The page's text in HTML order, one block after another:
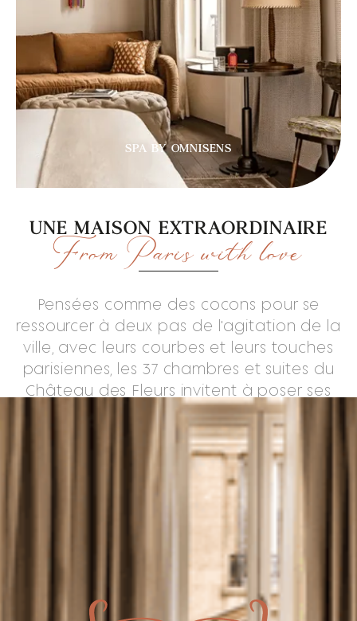
SPA BY OMNISENS
UNE MAISON EXTRAORDINAIRE
From Paris with love
Pensées comme des cocons pour se
ressourcer à deux pas de l'agitation de la
ville, avec leurs courbes et leurs touches
parisiennes, les 37 chambres et suites du
Château des Fleurs invitent à poser ses
valises, pour quelques nuits ou pour un
séjour prolongé au cœur de la capitale
française.